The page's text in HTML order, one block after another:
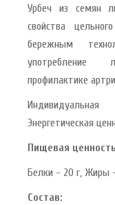
Урбеч из семян
свойства
бережным
употребление
профилактике
Энергетическая
Пищевая
Белки - 20 г, Жиры
Состав: